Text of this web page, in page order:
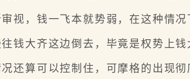
，钱一飞本就势弱，在这种情况
大齐这边倒去，毕竟是权势上钱
算可以控制住，可摩格的出现彻